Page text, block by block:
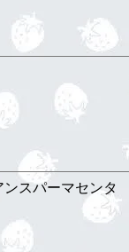
スパーマセンタ